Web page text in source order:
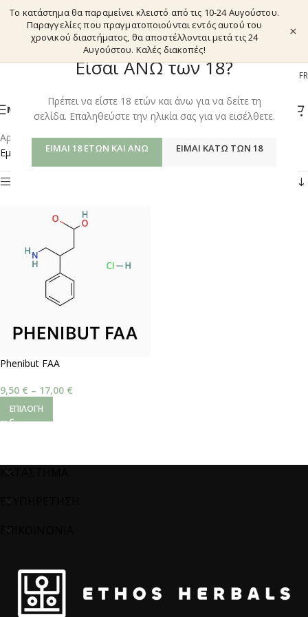
Είσαι ΑΝΩ των 18?
Πρέπει να είστε 18 ετών και άνω για να δείτε τη
σελίδα. Επαληθεύστε την ηλικία σας για να εισέλθετε.
ΕΊΜΑΙ 18 ΕΤΏΝ ΚΑΙ ΆΝΩ ΕΊΜΑΙ ΚΆΤΩ ΤΩΝ 18
Το κατάστημα θα παραμείνει κλειστό από τις 10-24 Αυγούστου.
Παραγγελίες που πραγματοποιούνται εντός αυτού του
χρονικού διαστήματος, θα αποστέλλονται μετά τις 24
Αυγούστου. Καλές διακοπές!
×
EL FR
ΜΕΝΟΎ
Αρχική σελίδα/Shop/Προϊόντα με ετικέτα “PHENIBUT FAA”
Εμφάνιση του μοναδικού αποτελέσματος
Phenibut FAA
9,50 € – 17,00 €
ΕΠΙΛΟΓΉ
ΚΑΤΑΣΤΗΜΑ
ΕΞΥΠΗΡΕΤΗΣΗ
ΕΠΙΚΟΙΝΩΝΙΑ